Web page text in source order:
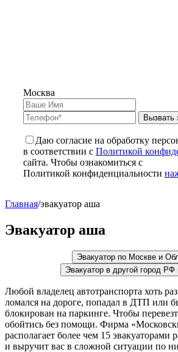
Москва
Вызвать
Даю согласие на обработку
в соответствии с Политикой
сайта. Чтобы ознакомиться с
Политикой конфиденциальности
Главная/эвакуатор аша
Эвакуатор аша
Эвакуатор по Москве и
Эвакуатор в другой город
Любой владелец автотранспорта хоть раз
ломался на дороге, попадал в ДТП или
блокирован на паркинге. Чтобы
обойтись без помощи. Фирма
располагает более чем 15
и выручит вас в сложной ситуации по